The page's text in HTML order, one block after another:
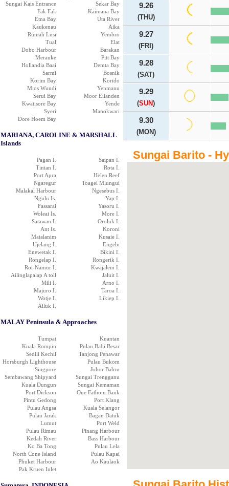
Sungai Kais Entrance
Sekar Bay
Fak Fak
Kaimana Bay
Etna Bay
Uta River
Kaukenau
Aika
Rumah Lusi
Yembro
Tual
Elat
Dobo Harbour
Barakan
Merauke
Pitt Bay
Hollandia Baai
Demta Bay
Sarmi
Bosnik
Korim Bay
Korido
Mios Wundi
Yenmanu
Serui Bay
Moor Eilanden
Kwatisore Bay
Yende
Syeri
Manokwari
Dore Hoem Bay
MARIANA, CAROLINE & MARSHALL
Islands
Pagan I.
Saipan I.
Tinian I.
Rota I.
Port Apra
Helen Reef
Ngaregur
Toagel Mlungui
Malakal Harbour
Ngesebus I.
Ngulu Is.
Yap I.
Fassarai
Yasoru I.
Woleai Is.
More I.
Satawan I.
Oroluk I.
Ant Is.
Koroni
Matalanim
Kusaie I.
Ujelang I.
Engebi
Enewetak I.
Bikini I.
Rongelap I.
Rongerik I.
Roi-Namur I.
Kwajalein I.
Ailinglapalap A toll
Jaluit I.
Mili I.
Arno I.
Majuro I.
Taroa I.
Wotje I.
Likiep I.
Ailuk I.
MALAY Peninsula & Approaches
Tumpat
Kuantan
Kuala Rompin
Pulau Babi Besar
Sedili Kechil
Tanjong Penawar
Horsburgh Lighthouse
Pulau Bukom
Singpore
Johor Bahru
Sembawang Shipyard
Sungai Trengganu
Kuala Dungun
Sungai Kemaman
Port Dickson
One Fathom Bank
Pintu Gedong
Port Klang
Pulau Angsa
Kuala Selangor
Pulau Jarak
Bagan Datuk
Lumut
Port Weld
Pulau Rimau
Pinang Harbour
Kedah River
Bass Harbour
Ko Ba Tong
Pulau Lela
North Cone Island
Pulau Kapai
Phuket Harbour
Ao Kaulaok
Pak Kruen Inlet
9.26
(THU)
9.27
(FRI)
9.28
(SAT)
9.29
(SUN)
9.30
(MON)
Sungai Barito -